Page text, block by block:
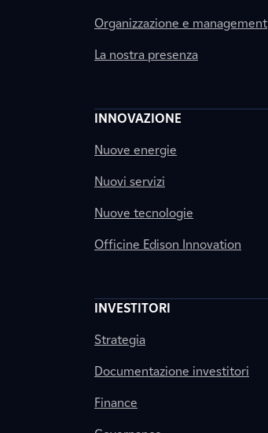
Organizzazione e management
La nostra presenza
INNOVAZIONE
Nuove energie
Nuovi servizi
Nuove tecnologie
Officine Edison Innovation
INVESTITORI
Strategia
Documentazione investitori
Finance